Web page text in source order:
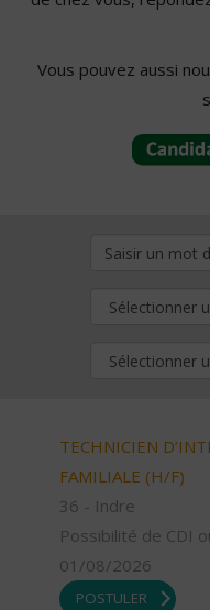
Vous pouvez aussi
TECHNICIEN
FAMILIALE (H/F)
36 - Indre
Possibilité de CDI
01/08/2026
POSTULER